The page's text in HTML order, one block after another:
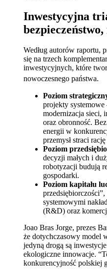
Inwestycyjna
Według autorów raportu,
się na trzech
inwestycyjnych, które
nowoczesnego państwa.
Poziom
projekty systemowe
modernizacja sieci,
oraz obronność.
energii w
przemysł straci
Poziom
decyzji małych i
robotyzacji budują
gospodarki.
Poziom kapitału
systemowymi
(R&D) oraz
Joao Bras Jorge, prezes
że dotychczasowy model
jedyną drogą są
ekologiczne innowacje.
konkurencyjność polskiej